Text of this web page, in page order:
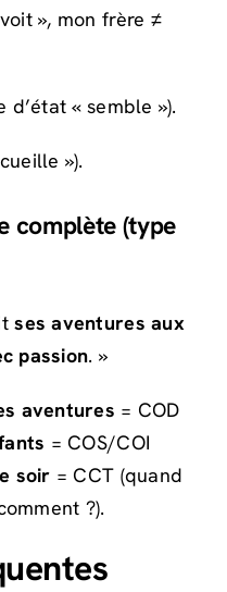
», mon frère ≠
d’état « semble »).
»).
complète (type
ses aventures aux
passion. »
aventures = COD
= COS/COI
soir = CCT (quand
?).